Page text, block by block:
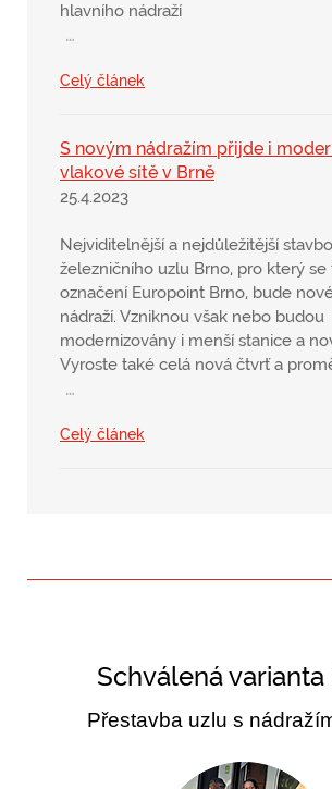
hlavního nádraží
…
Celý článek
S novým nádražím přijde i
vlakové sítě v Brně
25.4.2023
Nejviditelnější a nejdůležitější
železničního uzlu Brno, pro který se
označení Europoint Brno, bude
nádraží. Vzniknou však nebo budou
modernizovány i menší stanice a
Vyroste také celá nová čtvrť a
…
Celý článek
Schválená varianta
Přestavba uzlu s